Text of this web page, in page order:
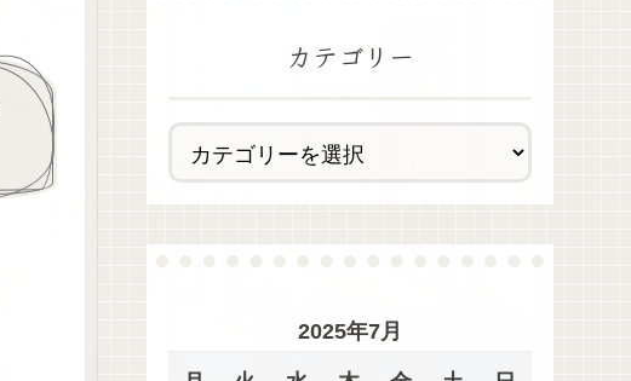
カテゴリー
2025年7月